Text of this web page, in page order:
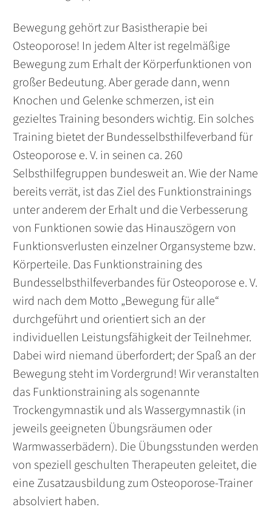
Bewegung gehört zur Basistherapie bei
Osteoporose! In jedem Alter ist regelmäßige
Bewegung zum Erhalt der Körperfunktionen von
großer Bedeutung. Aber gerade dann, wenn
Knochen und Gelenke schmerzen, ist ein
gezieltes Training besonders wichtig. Ein solches
Training bietet der Bundesselbsthilfeverband für
Osteoporose e. V. in seinen ca. 260
Selbsthilfegruppen bundesweit an. Wie der Name
bereits verrät, ist das Ziel des Funktionstrainings
unter anderem der Erhalt und die Verbesserung
von Funktionen sowie das Hinauszögern von
Funktionsverlusten einzelner Organsysteme bzw.
Körperteile. Das Funktionstraining des
Bundesselbsthilfeverbandes für Osteoporose e. V.
wird nach dem Motto „Bewegung für alle“
durchgeführt und orientiert sich an der
individuellen Leistungsfähigkeit der Teilnehmer.
Dabei wird niemand überfordert; der Spaß an der
Bewegung steht im Vordergrund! Wir veranstalten
das Funktionstraining als sogenannte
Trockengymnastik und als Wassergymnastik (in
jeweils geeigneten Übungsräumen oder
Warmwasserbädern). Die Übungsstunden werden
von speziell geschulten Therapeuten geleitet, die
eine Zusatzausbildung zum Osteoporose-Trainer
absolviert haben.